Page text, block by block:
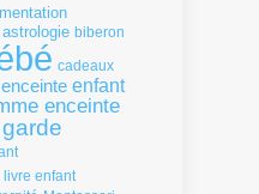
astrologie biberon
cadeaux
enceinte enfant
enceinte
garde
livre enfant